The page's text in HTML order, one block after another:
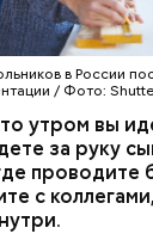
в России
/ Фото:
утром вы
за руку
проводите
с